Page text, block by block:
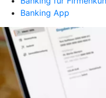
Banking App